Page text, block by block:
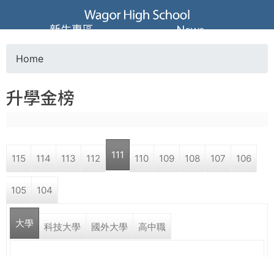
Jump to navigation
葳
格
高
學
o
a
r
e
Home
升學金榜
115 114 113 112 111 110 109 108 107 106
105 104
大學 科技大學 國外大學 高中職
新生專區 News